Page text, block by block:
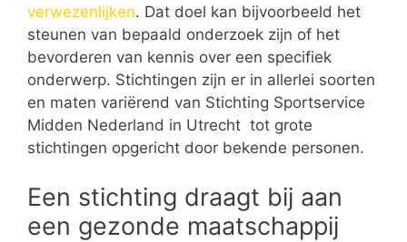
verwezenlijken. Dat doel kan bijvoorbeeld het
steunen van bepaald onderzoek zijn of het
bevorderen van kennis over een specifiek
onderwerp. Stichtingen zijn er in allerlei soorten
en maten variërend van Stichting Sportservice
Midden Nederland in Utrecht tot grote
stichtingen opgericht door bekende personen.
Een stichting draagt bij aan
een gezonde maatschappij